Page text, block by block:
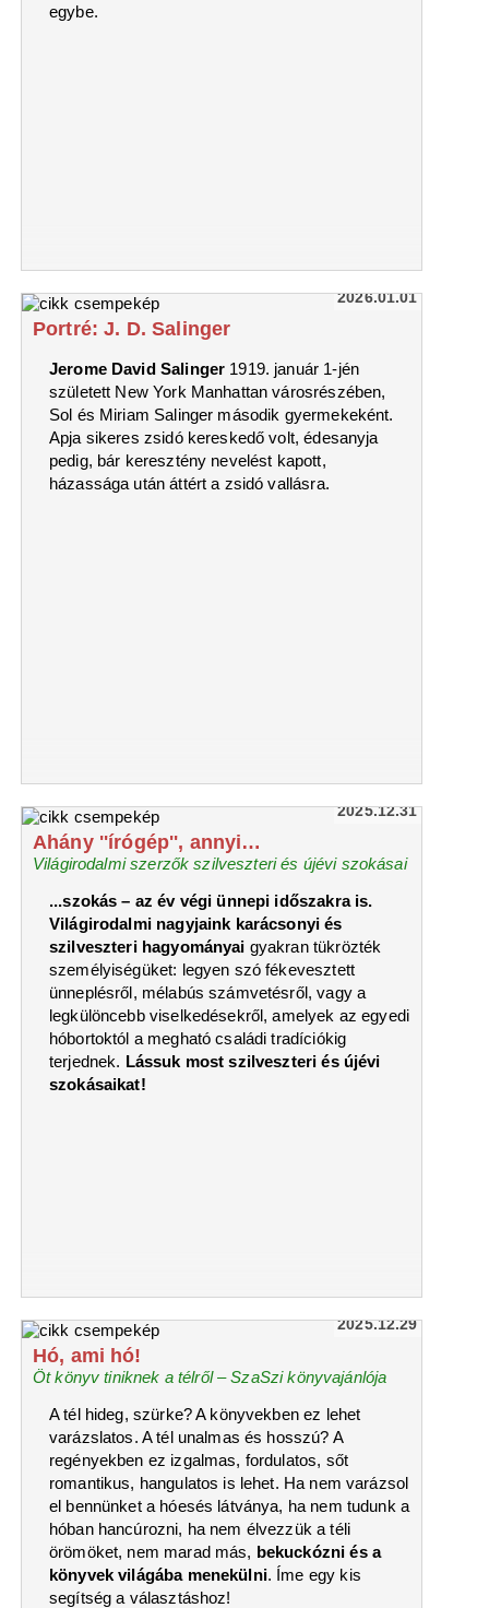
egybe.
2026.01.01
Portré: J. D. Salinger
Jerome David Salinger 1919. január 1-jén
született New York Manhattan városrészében,
Sol és Miriam Salinger második gyermekeként.
Apja sikeres zsidó kereskedő volt, édesanyja
pedig, bár keresztény nevelést kapott,
házassága után áttért a zsidó vallásra.
2025.12.31
Ahány ''írógép'', annyi…
Világirodalmi szerzők szilveszteri és újévi szokásai
...szokás – az év végi ünnepi időszakra is.
Világirodalmi nagyjaink karácsonyi és
szilveszteri hagyományai gyakran tükrözték
személyiségüket: legyen szó fékevesztett
ünneplésről, mélabús számvetésről, vagy a
legkülöncebb viselkedésekről, amelyek az egyedi
hóbortoktól a megható családi tradíciókig
terjednek. Lássuk most szilveszteri és újévi
szokásaikat!
2025.12.29
Hó, ami hó!
Öt könyv tiniknek a télről – SzaSzi könyvajánlója
A tél hideg, szürke? A könyvekben ez lehet
varázslatos. A tél unalmas és hosszú? A
regényekben ez izgalmas, fordulatos, sőt
romantikus, hangulatos is lehet. Ha nem varázsol
el bennünket a hóesés látványa, ha nem tudunk a
hóban hancúrozni, ha nem élvezzük a téli
örömöket, nem marad más, bekuckózni és a
könyvek világába menekülni. Íme egy kis
segítség a választáshoz!